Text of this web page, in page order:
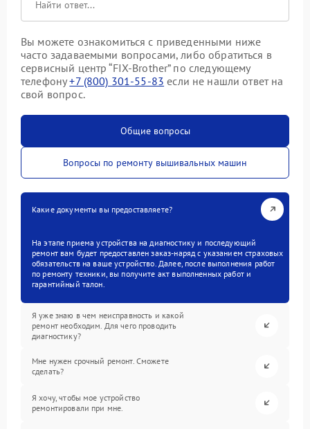
Вы можете ознакомиться с приведенными ниже
часто задаваемыми вопросами, либо обратиться в
сервисный центр “FIX-Brother” по следующему
телефону+7 (800) 301-55-83 если не нашли ответ на
свой вопрос.
Общие вопросы
Вопросы по ремонту вышивальных машин
Какие документы вы предоставляете?
На этапе приема устройства на диагностику и последующий
ремонт вам будет предоставлен заказ-наряд с указанием страховых
обязательств на ваше устройство. Далее, после выполнения работ
по ремонту техники, вы получите акт выполненных работ и
гарантийный талон.
Я уже знаю в чем неисправность и какой
ремонт необходим. Для чего проводить
диагностику?
Мне нужен срочный ремонт. Сможете
сделать?
Я хочу, чтобы мое устройство
ремонтировали при мне.